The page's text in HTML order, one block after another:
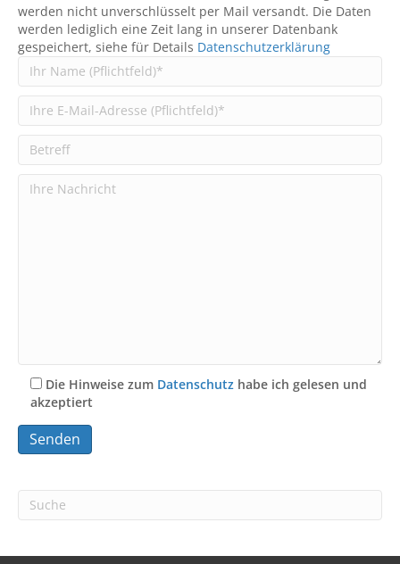
werden nicht unverschlüsselt per Mail versandt. Die Daten
werden lediglich eine Zeit lang in unserer Datenbank
gespeichert, siehe für Details Datenschutzerklärung
Die Hinweise zum Datenschutz habe ich gelesen und
akzeptiert
e